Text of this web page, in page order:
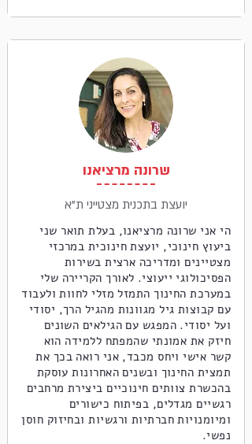
שרונה מרציאנו
יועצת בתכנית מצטייני ת"א
הי אני שרונה מרציאנו, בעלת תואר שני
ביעוץ חינוכי, יועצת חינוכית במרכזי
מצטיינים ומדריכה ארצית בשירות
הפסיכולוגי ייעוצי. לאורך הקריירה שלי
במערכת החינוך התמזל מזלי לחוות ולעבוד
עם קבוצות גיל מגוונות מהגיל הרך, יסודי
ועל יסודי. המפגש עם הגילאים השונים
חיזק את אמונתי שהמפתח ללמידה הוא
קשר אישי ויחס מכבד, אני רואה בכך את
תמצית החינוך ובשנים האחרונות עוסקת
בהכשרת צוותים חינוכיים ביצירת מרחבים
רגשיים מגדלים, בפיתוח כישורים
ומיומנויות חברתיות ורגשיות ובחיזוק חוסן
נפשי.